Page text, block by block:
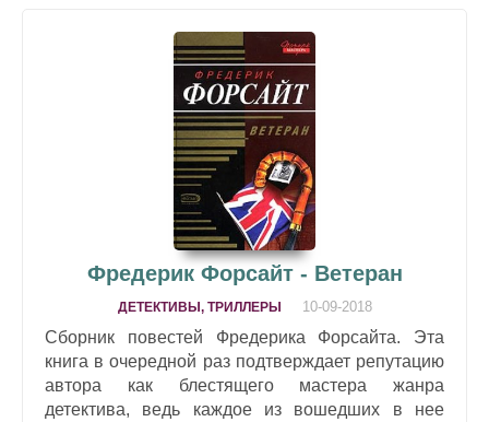
Фредерик Форсайт - Ветеран
ДЕТЕКТИВЫ, ТРИЛЛЕРЫ 10-09-2018
Сборник повестей Фредерика Форсайта. Эта
книга в очередной раз подтверждает репутацию
автора как блестящего мастера жанра
детектива, ведь каждое из вошедших в нее